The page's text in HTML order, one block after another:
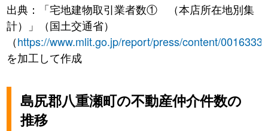
出典：「宅地建物取引業者数① （本店所在地別集
計）」（国土交通省）
（https://www.mlit.go.jp/report/press/content/
を加工して作成
島尻郡八重瀬町の不動産仲介件数の
推移